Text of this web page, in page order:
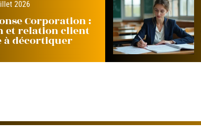
2026
Corporation :
et relation client
à décortiquer